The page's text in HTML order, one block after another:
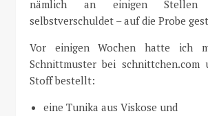
nämlich an einigen
selbstverschuldet – auf die Probe
Vor einigen Wochen hatte ich
Schnittmuster bei schnittchen.com
Stoff bestellt:
eine Tunika aus Viskose und